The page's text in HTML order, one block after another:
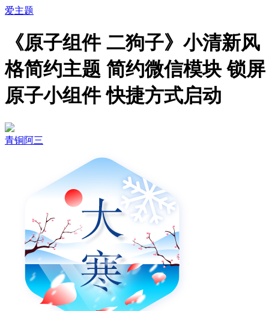
爱主题
《原子组件 二狗子》小清新风
格简约主题 简约微信模块 锁屏
原子小组件 快捷方式启动
青铜阿三